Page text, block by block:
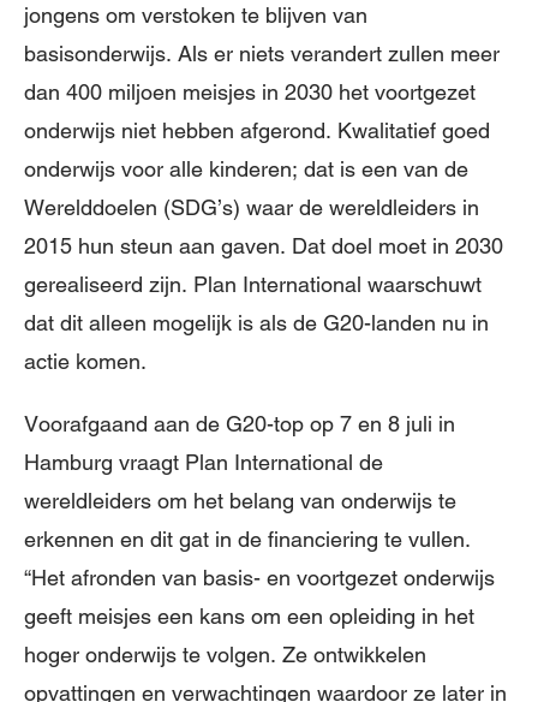
jongens om verstoken te blijven van
basisonderwijs. Als er niets verandert zullen meer
dan 400 miljoen meisjes in 2030 het voortgezet
onderwijs niet hebben afgerond. Kwalitatief goed
onderwijs voor alle kinderen; dat is een van de
Werelddoelen (SDG’s) waar de wereldleiders in
2015 hun steun aan gaven. Dat doel moet in 2030
gerealiseerd zijn. Plan International waarschuwt
dat dit alleen mogelijk is als de G20-landen nu in
actie komen.
Voorafgaand aan de G20-top op 7 en 8 juli in
Hamburg vraagt Plan International de
wereldleiders om het belang van onderwijs te
erkennen en dit gat in de financiering te vullen.
“Het afronden van basis- en voortgezet onderwijs
geeft meisjes een kans om een opleiding in het
hoger onderwijs te volgen. Ze ontwikkelen
opvattingen en verwachtingen waardoor ze later in